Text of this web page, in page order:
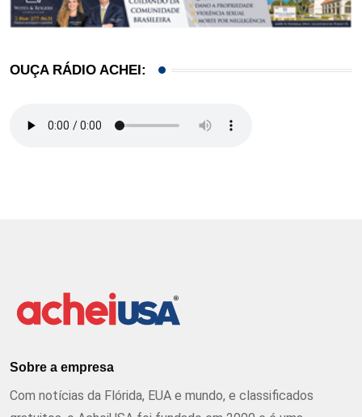
OUÇA RÁDIO ACHEI:
Sobre a empresa
Com notícias da Flórida, EUA e mundo, e classificados